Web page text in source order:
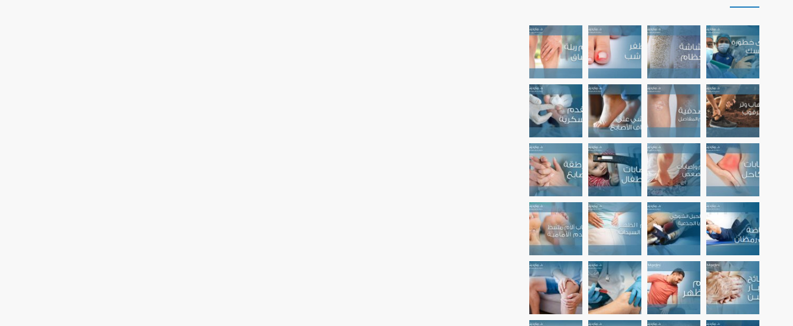
آلام مشط القدم الأمامية 12191
22 يوليو، 2022